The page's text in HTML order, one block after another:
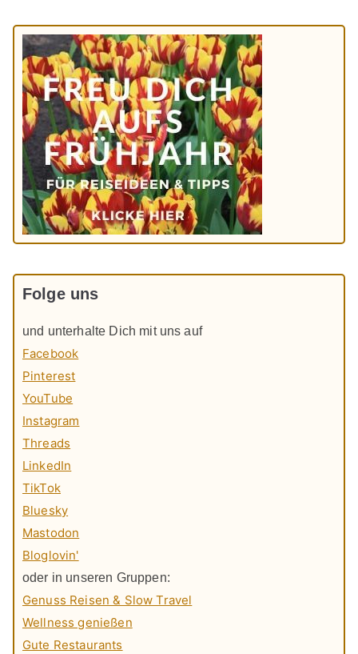
Folge uns
und unterhalte Dich mit uns auf
Facebook
Pinterest
YouTube
Instagram
Threads
LinkedIn
TikTok
Bluesky
Mastodon
Bloglovin'
oder in unseren Gruppen:
Genuss Reisen & Slow Travel
Wellness genießen
Gute Restaurants